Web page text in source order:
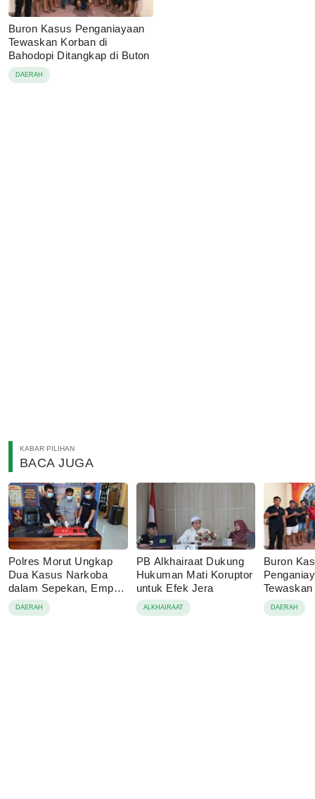
Buron Kasus Penganiayaan
Tewaskan Korban di
Bahodopi Ditangkap di Buton
DAERAH
KABAR PILIHAN
BACA JUGA
Polres Morut Ungkap
Dua Kasus Narkoba
dalam Sepekan, Empat
Pelaku Ditangkap
DAERAH
PB Alkhairaat Dukung
Hukuman Mati Koruptor
untuk Efek Jera
ALKHAIRAAT
Buron
Bahodopi
Buton
DAERAH